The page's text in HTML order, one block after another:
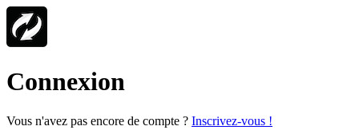
Connexion
Vous n'avez pas encore de compte ? Inscrivez-vous !